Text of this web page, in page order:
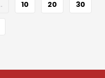
10 20 30